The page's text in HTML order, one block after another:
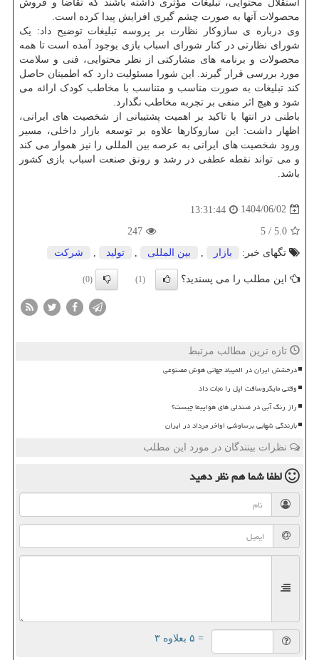
استقلال محتوایی، تبلیغات مؤثری داشته باشند که تقاضا و فروش
محصولات آنها به صورت چشم گیری افزایش پیدا کرده است.
وی درباره ی سازوکار نظارت بر پروسه تبلیغات توضیح داد: یک
شورای نظارتی در کنار شورای اسباب بازی بوجود آمده است تا همه
محصولات و برنامه های مشارکتی از نظر محتوایی، فنی و سلامت
مورد بررسی قرار گیرند. این شورا مسئولیت دارد که اطمینان حاصل
کند تبلیغات به صورت مناسب و متناسب با مخاطب کودک ارائه می
شود و هیچ اثر منفی بر تجربه مخاطب نگذارد.
باطنی در انتها با تاکید بر اهمیت پشتیبانی از شخصیت های ایرانی،
اظهار داشت: این سازوکارها علاوه بر توسعه بازار داخلی، مسیر
ورود شخصیت های ایرانی به عرصه بین المللی را نیز هموار می کند
و می تواند نقطه عطفی در رشد و رونق صنعت اسباب بازی کشور
باشد.
1404/06/02
13:31:44
5.0
/ 5
247
تگهای خبر:
بازار , بین المللی , تولید , شركت
این مطلب را می پسندید؟ (1)
(0)
تازه ترین مطالب مرتبط
درخشش ایران در المپیاد جهانی هوش مصنوعی
وقتی مایکروسافت اپل را نجات داد
راز رنگ آبی در صندلی های هواپیما چیست؟
بارندگی شهابی برساوشی اواخر مرداد در ایران
نظرات بینندگان در مورد این مطلب
لطفا شما همنظر دهید
= ۵ بعلاوه ۳